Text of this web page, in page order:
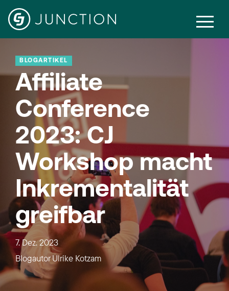
BLOGARTIKEL
Affiliate
Conference
2023: CJ
Workshop macht
Inkrementalität
greifbar
7. Dez. 2023
BlogautorUlrike Kotzam